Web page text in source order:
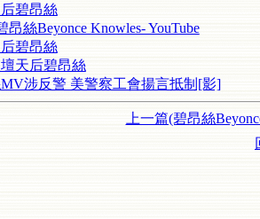
碧昂絲
昂絲Beyonce Knowles- YouTube
碧昂絲
天后碧昂絲
涉反警 美警察工會揚言抵制[影]
上一篇(碧昂絲